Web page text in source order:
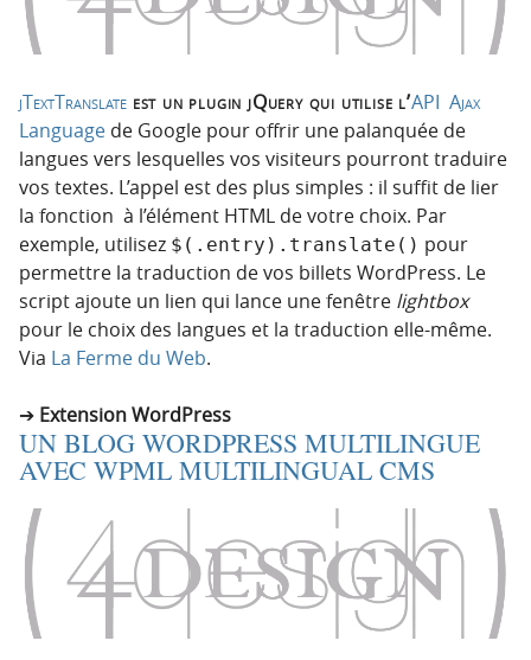
jTextTranslate est un plugin jQuery qui utilise l’API Ajax
Language de Google pour offrir une palanquée de
langues vers lesquelles vos visiteurs pourront traduire
vos textes. L’appel est des plus simples : il suffit de lier
la fonction à l’élément HTML de votre choix. Par
exemple, utilisez $(.entry).translate() pour
permettre la traduction de vos billets WordPress. Le
script ajoute un lien qui lance une fenêtre lightbox
pour le choix des langues et la traduction elle-même.
Via La Ferme du Web.
Extension WordPress
UN BLOG WORDPRESS MULTILINGUE
AVEC WPML MULTILINGUAL CMS